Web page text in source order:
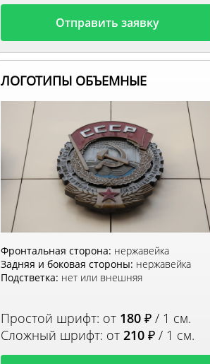
Отправить заявку
ЛОГОТИПЫ ОБЪЕМНЫЕ
Фронтальная сторона: нержавейка
Задняя и боковая стороны: нержавейка
Подстветка: нет или внешняя
Простой шрифт: от 180 ₽ / 1 см.
Сложный шрифт: от 210 ₽ / 1 см.